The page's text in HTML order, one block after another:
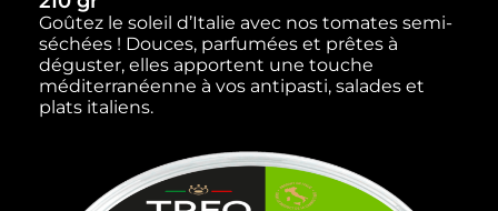
Goûtez le soleil d’Italie avec nos tomates semi-
séchées ! Douces, parfumées et prêtes à
déguster, elles apportent une touche
méditerranéenne à vos antipasti, salades et
plats italiens.